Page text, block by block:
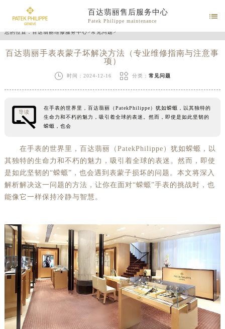
百达翡丽售后服务中心
Patek Philippe maintenance

您的位置：百达翡丽维修服务中心>常见问题>
百达翡丽手表表蒙子坏解决方法（专业维修指南与注意事
项）
 时间：2024-12-16  分类： 常见问题
导读
在手表的世界里，百达翡丽（PatekPhilippe）犹如蝾螈，以其独特的
生命力和不朽的魅力，吸引着全球的表迷。然而，即使是如此坚韧的
蝾螈，也会
在手表的世界里，百达翡丽（PatekPhilippe）犹如蝾螈，以
其独特的生命力和不朽的魅力，吸引着全球的表迷。然而，即使
是如此坚韧的“蝾螈”，也会遇到表蒙子损坏的问题。本文将深入
解析解决这一问题的方法，让你在面对“蝾螈”手表的挑战时，也
能像它一样保持冷静与智慧。